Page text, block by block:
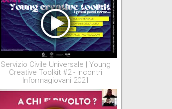
Servizio Civile Universale | Young
Creative Toolkit #2 - Incontri
Informagiovani 2021